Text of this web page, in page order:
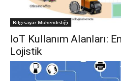
Bilgisayar Mühendisliği
IoT Kullanım Alanları:
Lojistik